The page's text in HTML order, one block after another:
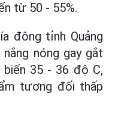
từ 50 - 55%.
đông tỉnh Quảng
nóng gay gắt
35 - 36 độ C,
tương đối thấp